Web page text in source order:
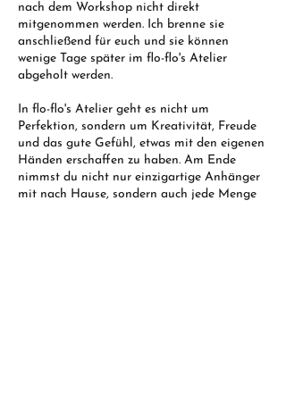
nach dem Workshop nicht direkt
mitgenommen werden. Ich brenne sie
anschließend für euch und sie können
wenige Tage später im flo-flo's Atelier
abgeholt werden.
In flo-flo's Atelier geht es nicht um
Perfektion, sondern um Kreativität, Freude
und das gute Gefühl, etwas mit den eigenen
Händen erschaffen zu haben. Am Ende
nimmst du nicht nur einzigartige Anhänger
mit nach Hause, sondern auch jede Menge